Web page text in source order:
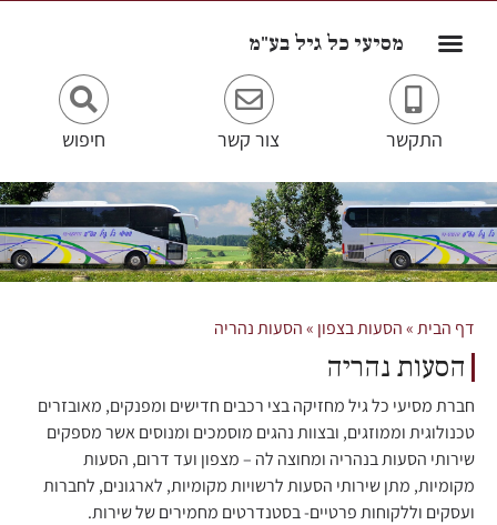
מסיעי כל גיל בע"מ
התקשר צור קשר חיפוש
דף הבית»הסעות בצפון »הסעות נהריה
הסעות נהריה
חברת מסיעי כל גיל מחזיקה בצי רכבים חדישים ומפנקים, מאובזרים
טכנולוגית וממוזגים, ובצוות נהגים מוסמכים ומנוסים אשר מספקים
שירותי הסעות בנהריה ומחוצה לה – מצפון ועד דרום, הסעות
מקומיות, מתן שירותי הסעות לרשויות מקומיות, לארגונים, לחברות
ועסקים וללקוחות פרטיים- בסטנדרטים מחמירים של שירות.